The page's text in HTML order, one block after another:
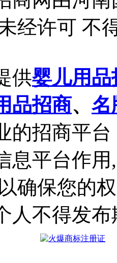
经许可 不
供婴儿用品
品招商、 名
的招商平台
息平台作
确保您的
人不得发